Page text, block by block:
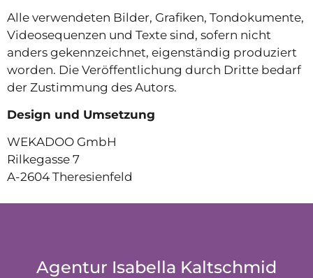
Alle verwendeten Bilder, Grafiken, Tondokumente,
Videosequenzen und Texte sind, sofern nicht
anders gekennzeichnet, eigenständig produziert
worden. Die Veröffentlichung durch Dritte bedarf
der Zustimmung des Autors.
Design und Umsetzung
WEKADOO GmbH
Rilkegasse 7
A-2604 Theresienfeld
Agentur Isabella Kaltschmid